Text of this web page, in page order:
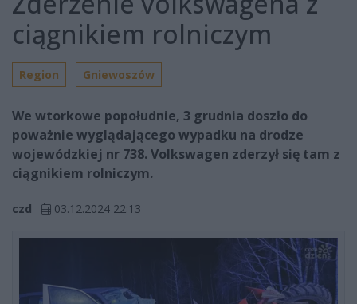
ciągnikiem rolniczym
Region Gniewoszów
We wtorkowe popołudnie, 3 grudnia doszło do
poważnie wyglądającego wypadku na drodze
wojewódzkiej nr 738. Volkswagen zderzył się tam z
ciągnikiem rolniczym.
czd 03.12.2024 22:13